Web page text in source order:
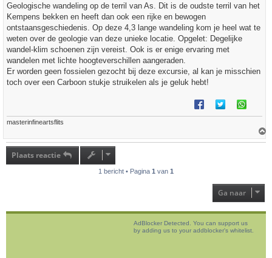
Geologische wandeling op de terril van As. Dit is de oudste terril van het
Kempens bekken en heeft dan ook een rijke en bewogen
ontstaansgeschiedenis. Op deze 4,3 lange wandeling kom je heel wat te
weten over de geologie van deze unieke locatie. Opgelet: Degelijke
wandel-klim schoenen zijn vereist. Ook is er enige ervaring met
wandelen met lichte hoogteverschillen aangeraden.
Er worden geen fossielen gezocht bij deze excursie, al kan je misschien
toch over een Carboon stukje struikelen als je geluk hebt!
masterinfineartsflits
Plaats reactie
1 bericht • Pagina 1 van 1
Ga naar
AdBlocker Detected. You can support us
by adding us to your addblocker's whitelist.